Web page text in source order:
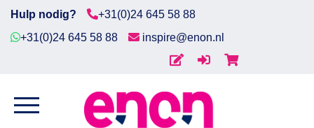
Diensten
Hulp nodig?
+31(0)24 645 58 88
+31(0)24 645 58 88
inspire@enon.nl
Procesverwarming/Vatverwarmers
vatverwarmers / Vatverwarmer geïsoleerd 50ltr,